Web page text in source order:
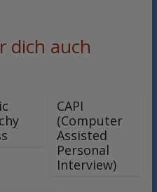
dich auch
CAPI
(Computer
Assisted
Personal
Interview)